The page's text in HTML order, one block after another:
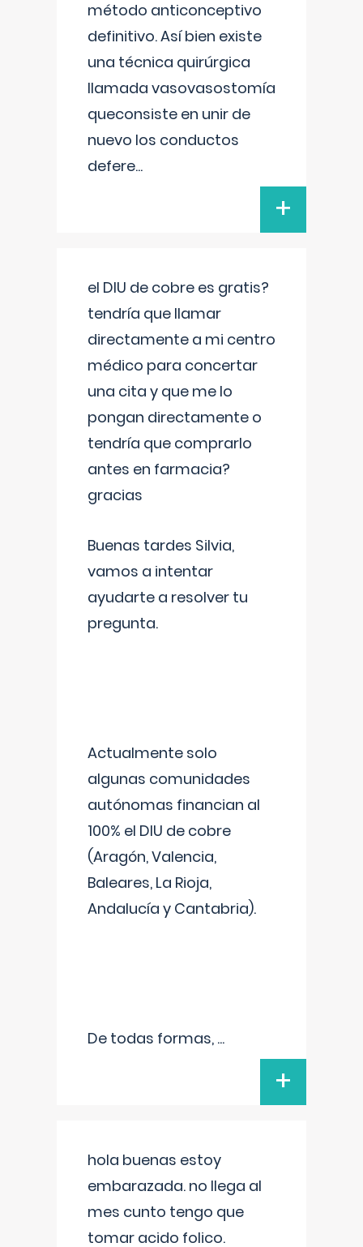
método anticonceptivo
definitivo. Así bien existe
una técnica quirúrgica
llamada vasovasostomía
queconsiste en unir de
nuevo los conductos
defere...
+
el DIU de cobre es gratis?
tendría que llamar
directamente a mi centro
médico para concertar
una cita y que me lo
pongan directamente o
tendría que comprarlo
antes en farmacia?
gracias
Buenas tardes Silvia,
vamos a intentar
ayudarte a resolver tu
pregunta.
Actualmente solo
algunas comunidades
autónomas financian al
100% el DIU de cobre
(Aragón, Valencia,
Baleares, La Rioja,
Andalucía y Cantabria).
De todas formas, ...
+
hola buenas estoy
embarazada. no llega al
mes cunto tengo que
tomar acido folico.